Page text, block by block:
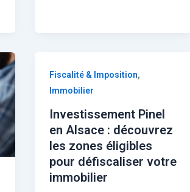
Fiscalité & Imposition,
Immobilier
Investissement Pinel
en Alsace : découvrez
les zones éligibles
pour défiscaliser votre
immobilier